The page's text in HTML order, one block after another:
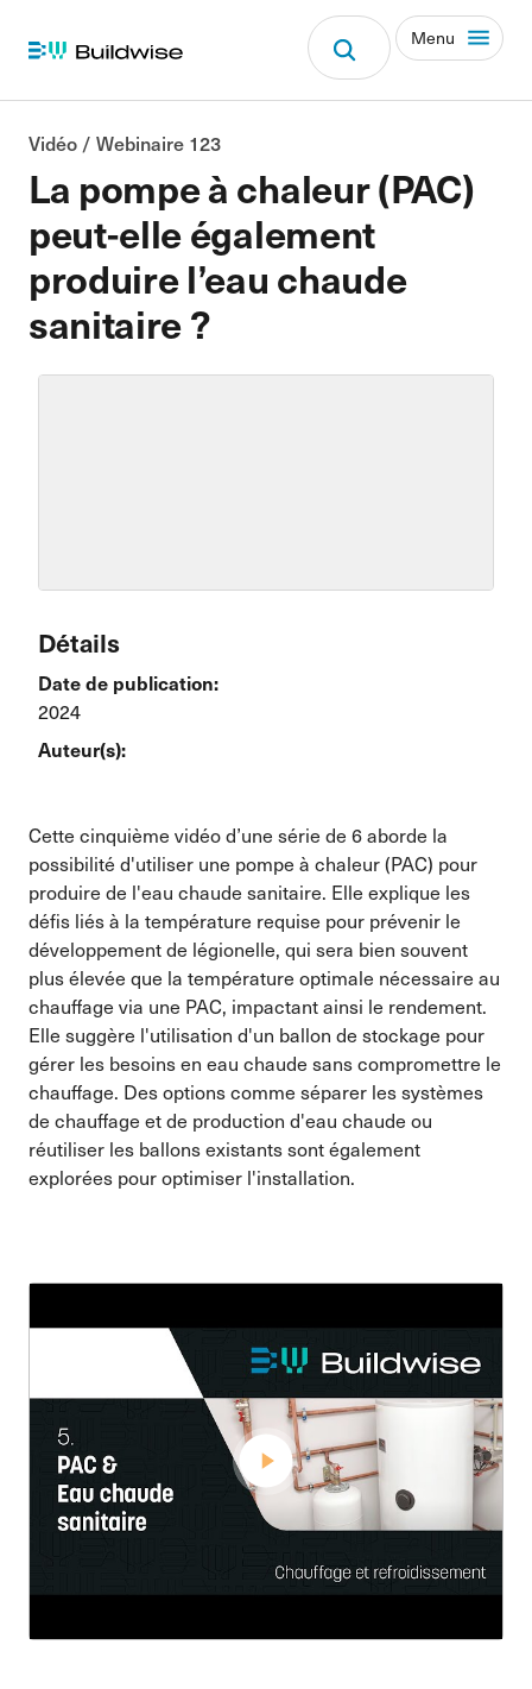
Menu
La pompe à chaleur (PAC)
peut-elle également
produire l’eau chaude
sanitaire ?
Vidéo / Webinaire 123
Détails
Date de publication:
2024
Auteur(s):
Cette cinquième vidéo d’une série de 6 aborde la
possibilité d'utiliser une pompe à chaleur (PAC) pour
produire de l'eau chaude sanitaire. Elle explique les
défis liés à la température requise pour prévenir le
développement de légionelle, qui sera bien souvent
plus élevée que la température optimale nécessaire au
chauffage via une PAC, impactant ainsi le rendement.
Elle suggère l'utilisation d'un ballon de stockage pour
gérer les besoins en eau chaude sans compromettre le
chauffage. Des options comme séparer les systèmes
de chauffage et de production d'eau chaude ou
réutiliser les ballons existants sont également
explorées pour optimiser l'installation.